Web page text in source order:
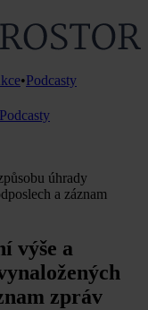
•Podcasty
Podcasty
úhrady
a záznam
výše a
zpráv